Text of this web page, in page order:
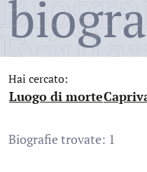
Hai cercato:
Luogo di morte
:
Biografie trovate: 1